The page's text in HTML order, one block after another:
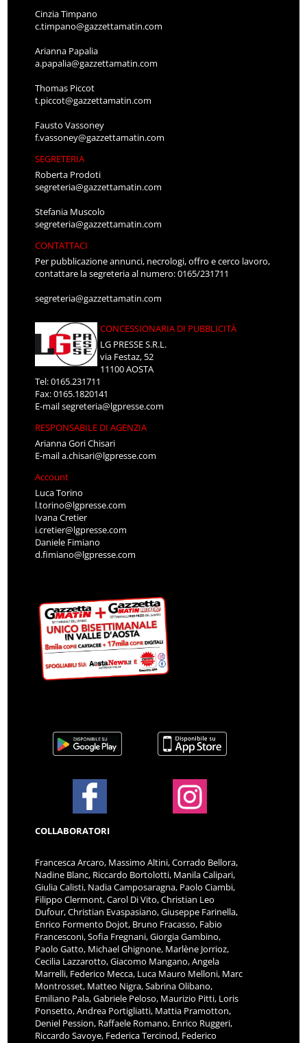
Cinzia Timpano
c.timpano@gazzettamatin.com
Arianna Papalia
a.papalia@gazzettamatin.com
Thomas Piccot
t.piccot@gazzettamatin.com
Fausto Vassoney
f.vassoney@gazzettamatin.com
SEGRETERIA
Roberta Prodoti
segreteria@gazzettamatin.com
Stefania Muscolo
segreteria@gazzettamatin.com
CONTATTACI
Per pubblicazione annunci, necrologi, offro e cerco lavoro,
contattare la segreteria al numero: 0165/231711
segreteria@gazzettamatin.com
CONCESSIONARIA DI PUBBLICITÀ
LG PRESSE S.R.L.
via Festaz, 52
11100 AOSTA
Tel: 0165.231711
Fax: 0165.1820141
E-mailsegreteria@lgpresse.com
RESPONSABILE DI AGENZIA
Arianna Gori Chisari
E-maila.chisari@lgpresse.com
Account
Luca Torino
l.torino@lgpresse.com
Ivana Cretier
i.cretier@lgpresse.com
Daniele Fimiano
d.fimiano@lgpresse.com
COLLABORATORI
Francesca Arcaro, Massimo Altini, Corrado Bellora,
Nadine Blanc, Riccardo Bortolotti, Manila Calipari,
Giulia Calisti, Nadia Camposaragna, Paolo Ciambi,
Filippo Clermont, Carol Di Vito, Christian Leo
Dufour, Christian Evaspasiano, Giuseppe Farinella,
Enrico Formento Dojot, Bruno Fracasso, Fabio
Francesconi, Sofia Fregnani, Giorgia Gambino,
Paolo Gatto, Michael Ghignone, Marlène Jorrioz,
Cecilia Lazzarotto, Giacomo Mangano, Angela
Marrelli, Federico Mecca, Luca Mauro Melloni, Marc
Montrosset, Matteo Nigra, Sabrina Olibano,
Emiliano Pala, Gabriele Peloso, Maurizio Pitti, Loris
Ponsetto, Andrea Portigliatti, Mattia Pramotton,
Deniel Pession, Raffaele Romano, Enrico Ruggeri,
Riccardo Savoye, Federica Tercinod, Federico